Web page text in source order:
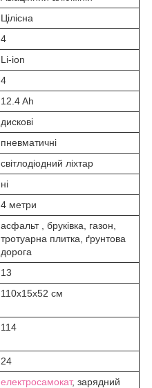
Цілісна
4
Li-ion
4
12.4 Ah
дискові
пневматичні
світлодіодний ліхтар
ні
4 метри
асфальт , бруківка, газон,
тротуарна плитка, ґрунтова
дорога
13
110х15х52 см
114
24
електросамокат, зарядний